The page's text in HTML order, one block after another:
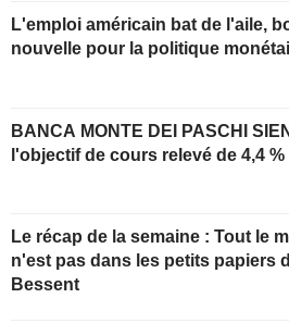
L'emploi américain bat de l'aile,
nouvelle pour la politique
BANCA MONTE DEI PASCHI
l'objectif de cours relevé de 4,4 %
Le récap de la semaine : Tout le
n'est pas dans les petits papiers
Bessent